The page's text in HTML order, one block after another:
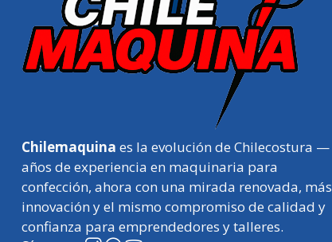
Chilemaquina es la evolución de Chilecostura —
años de experiencia en maquinaria para
confección, ahora con una mirada renovada, más
innovación y el mismo compromiso de calidad y
confianza para emprendedores y talleres.